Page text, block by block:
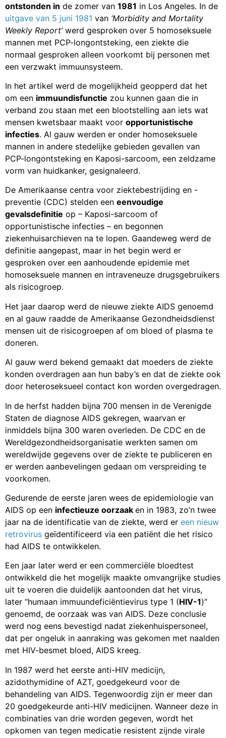
ontstonden in de zomer van 1981 in Los Angeles. In de
uitgave van 5 juni 1981 van ‘Morbidity and Mortality
Weekly Report’werd gesproken over 5 homoseksuele
mannen met PCP-longontsteking, een ziekte die
normaal gesproken alleen voorkomt bij personen met
een verzwakt immuunsysteem.
In het artikel werd de mogelijkheid geopperd dat het
om een immuundisfunctie zou kunnen gaan die in
verband zou staan met een blootstelling aan iets wat
mensen kwetsbaar maakt voor opportunistische
infecties. Al gauw werden er onder homoseksuele
mannen in andere stedelijke gebieden gevallen van
PCP-longontsteking en Kaposi-sarcoom, een zeldzame
vorm van huidkanker, gesignaleerd.
De Amerikaanse centra voor ziektebestrijding en -
preventie (CDC) stelden een eenvoudige
gevalsdefinitie op – Kaposi-sarcoom of
opportunistische infecties – en begonnen
ziekenhuisarchieven na te lopen. Gaandeweg werd de
definitie aangepast, maar in het begin werd er
gesproken over een aanhoudende epidemie met
homoseksuele mannen en intraveneuze drugsgebruikers
als risicogroep.
Het jaar daarop werd de nieuwe ziekte AIDS genoemd
en al gauw raadde de Amerikaanse Gezondheidsdienst
mensen uit de risicogroepen af om bloed of plasma te
doneren.
Al gauw werd bekend gemaakt dat moeders de ziekte
konden overdragen aan hun baby’s en dat de ziekte ook
door heteroseksueel contact kon worden overgedragen.
In de herfst hadden bijna 700 mensen in de Verenigde
Staten de diagnose AIDS gekregen, waarvan er
inmiddels bijna 300 waren overleden. De CDC en de
Wereldgezondheidsorganisatie werkten samen om
wereldwijde gegevens over de ziekte te publiceren en
er werden aanbevelingen gedaan om verspreiding te
voorkomen.
Gedurende de eerste jaren wees de epidemiologie van
AIDS op een infectieuze oorzaak en in 1983, zo’n twee
jaar na de identificatie van de ziekte, werd er een nieuw
retrovirus geïdentificeerd via een patiënt die het risico
had AIDS te ontwikkelen.
Een jaar later werd er een commerciële bloedtest
ontwikkeld die het mogelijk maakte omvangrijke studies
uit te voeren die duidelijk aantoonden dat het virus,
later “humaan immuundeficiëntievirus type 1 (HIV-1)”
genoemd, de oorzaak was van AIDS. Deze conclusie
werd nog eens bevestigd nadat ziekenhuispersoneel,
dat per ongeluk in aanraking was gekomen met naalden
met HIV-besmet bloed, AIDS kreeg.
In 1987 werd het eerste anti-HIV medicijn,
azidothymidine of AZT, goedgekeurd voor de
behandeling van AIDS. Tegenwoordig zijn er meer dan
20 goedgekeurde anti-HIV medicijnen. Wanneer deze in
combinaties van drie worden gegeven, wordt het
opkomen van tegen medicatie resistent zijnde virale